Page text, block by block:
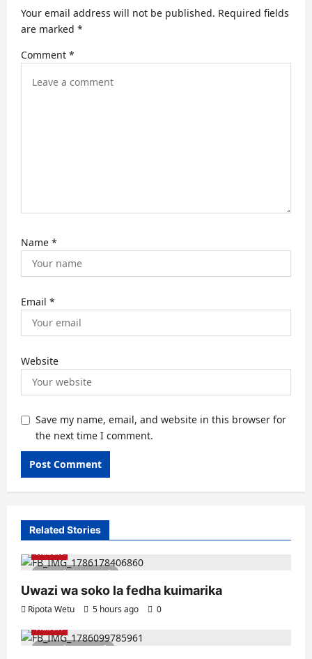
g
t
Your email address will not be published. Required fields
are marked *
Comment *
Name *
Email *
Website
Save my name, email, and website in this browser for
the next time I comment.
Related Stories
3 minutes read
Habari
Uwazi wa soko la fedha kuimarika
Ripota Wetu 5 hours ago 0
1 minute read
Habari